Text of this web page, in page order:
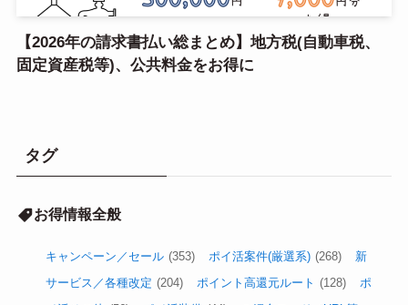
【2026年の請求書払い総まとめ】地方税(自動車税、
固定資産税等)、公共料金をお得に
タグ
お得情報全般
キャンペーン／セール (353) ポイ活案件(厳選系) (268)
新
サービス／各種改定 (204) ポイント高還元ルート (128)
ポ